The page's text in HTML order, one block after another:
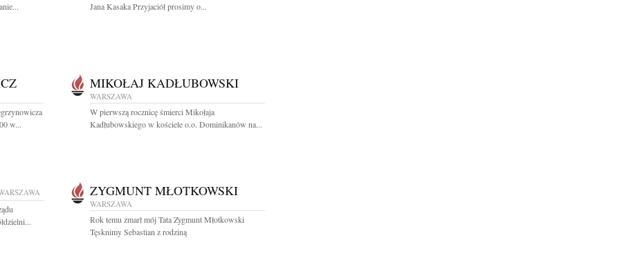
Jana Kasaka Przyjaciół prosimy o...
w...
MIKOŁAJ KADŁUBOWSKI
WARSZAWA
W pierwszą rocznicę śmierci Mikołaja
Kadłubowskiego w kościele o.o. Dominikanów na...
ZYGMUNT MŁOTKOWSKI
WARSZAWA
Rok temu zmarł mój Tata Zygmunt Młotkowski
Tęsknimy Sebastian z rodziną